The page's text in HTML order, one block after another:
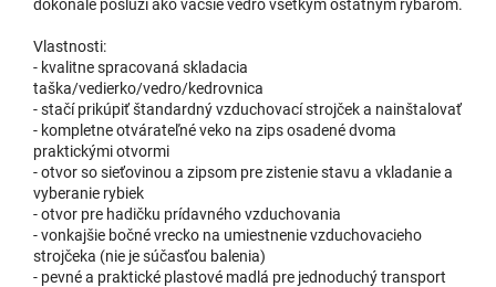
dokonale poslúži ako väčšie vedro všetkým ostatným rybárom.
Vlastnosti:
- kvalitne spracovaná skladacia
taška/vedierko/vedro/kedrovnica
- stačí prikúpiť štandardný vzduchovací strojček a nainštalovať
- kompletne otvárateľné veko na zips osadené dvoma
praktickými otvormi
- otvor so sieťovinou a zipsom pre zistenie stavu a vkladanie a
vyberanie rybiek
- otvor pre hadičku prídavného vzduchovania
- vonkajšie bočné vrecko na umiestnenie vzduchovacieho
strojčeka (nie je súčasťou balenia)
- pevné a praktické plastové madlá pre jednoduchý transport